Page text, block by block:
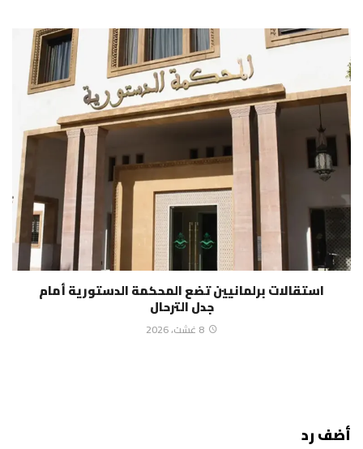
استقالات برلمانيين تضع المحكمة الدستورية أمام
جدل الترحال
8 غشت، 2026
أضف رد